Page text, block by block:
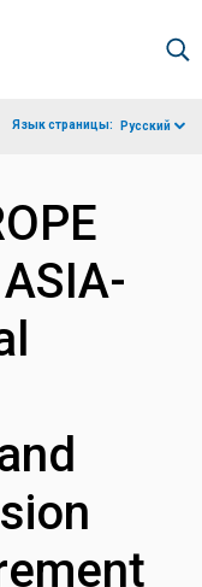
Язык страницы: Русский